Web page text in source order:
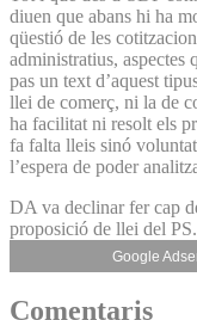
diuen que abans hi ha
qüestió de les
administratius, aspectes
pas un text d’aquest
llei de comerç, ni la de
ha facilitat ni resolt els
fa falta lleis sinó
l’espera de poder
DA va declinar fer cap
proposició de llei del PS.
Google
Comentaris